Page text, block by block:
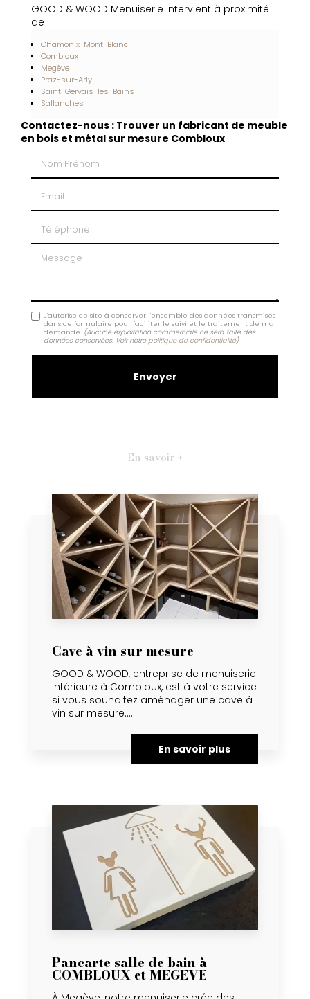
GOOD & WOOD Menuiserie intervient à proximité
de :
Chamonix-Mont-Blanc
Combloux
Megève
Praz-sur-Arly
Saint-Gervais-les-Bains
Sallanches
Contactez-nous : Trouver un fabricant de meuble
en bois et métal sur mesure Combloux
Message
J'autorise ce site à conserver l'ensemble des données transmises
dans ce formulaire pour faciliter le suivi et le traitement de ma
demande. (Aucune exploitation commerciale ne sera faite des
données conservées. Voir notre politique de confidentialité)
En savoir +
Cave à vin sur mesure
GOOD & WOOD, entreprise de menuiserie
intérieure à Combloux, est à votre service
si vous souhaitez aménager une cave à
vin sur mesure....
En savoir plus
Pancarte salle de bain à
COMBLOUX et MEGEVE